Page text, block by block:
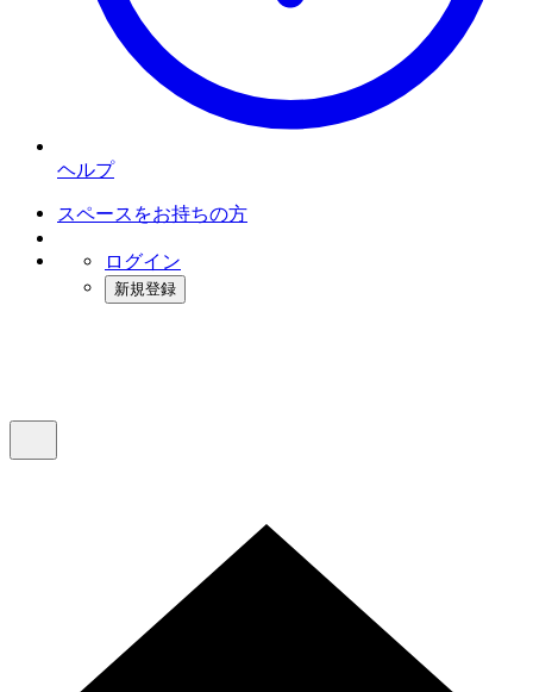
ヘルプ
スペースをお持ちの方
ログイン
新規登録